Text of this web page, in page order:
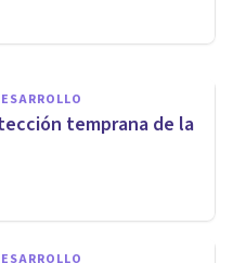
temprana de la